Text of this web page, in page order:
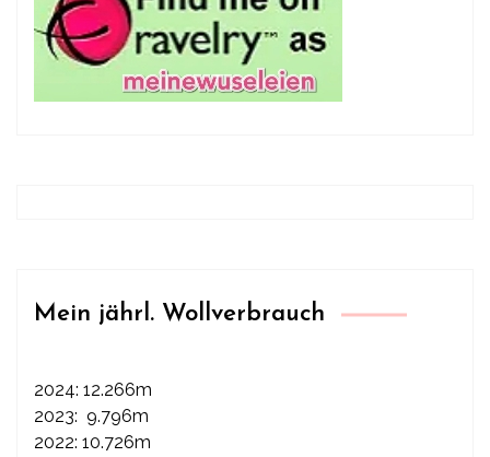
Mein jährl. Wollverbrauch
2024: 12.266m
2023: 9.796m
2022: 10.726m